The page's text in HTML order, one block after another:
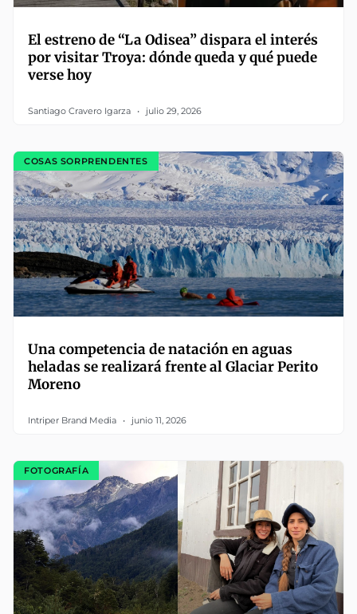
El estreno de “La Odisea” dispara el interés
por visitar Troya: dónde queda y qué puede
verse hoy
Santiago Cravero Igarza julio 29, 2026
COSAS SORPRENDENTES
Una competencia de natación en aguas
heladas se realizará frente al Glaciar Perito
Moreno
Intriper Brand Media junio 11, 2026
FOTOGRAFÍA